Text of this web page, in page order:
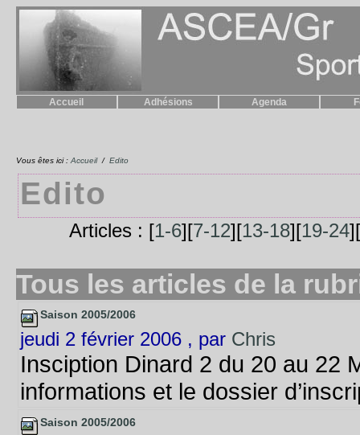
Accueil Adhésions Agenda
Vous êtes ici : Accueil/ Edito
Edito
Articles : [1-6][7-12][13-18][19-24
Tous les articles de la
Saison 2005/2006
jeudi 2 février 2006 , par Chris
Insciption Dinard 2 du 20 au 22
informations et le dossier
Saison 2005/2006